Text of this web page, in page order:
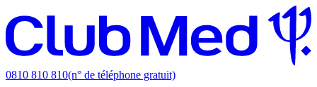
0810 810 810(n° de téléphone gratuit)